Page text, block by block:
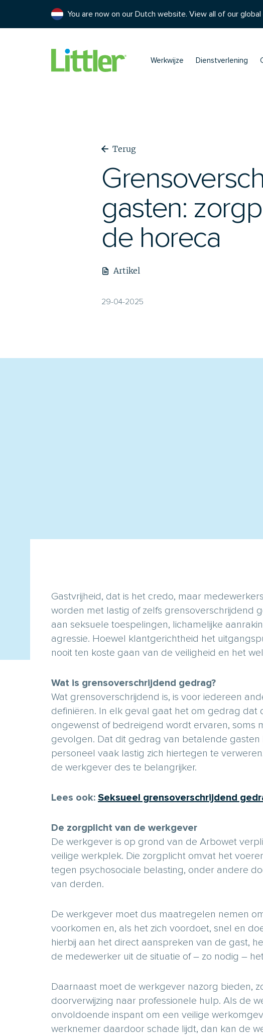
You are now on our Dutch website. View all of our
Werkwijze Dienstverlening
Terug
gasten:
de horeca
Artikel
29-04-2025
Gastvrijheid, dat is het credo, maar
worden met lastig of zelfs grensoverschrijdend
aan seksuele toespelingen, lichamelijke
agressie. Hoewel klantgerichtheid het
nooit ten koste gaan van de veiligheid en het
Wat is grensoverschrijdend gedrag?
Wat grensoverschrijdend is, is voor iedereen
definiëren. In elk geval gaat het om gedrag dat
ongewenst of bedreigend wordt ervaren, soms
gevolgen. Dat dit gedrag van betalende
personeel vaak lastig zich hiertegen te
de werkgever des te belangrijker.
Lees ook: Seksueel grensoverschrijdend
De zorgplicht van de werkgever
De werkgever is op grond van de Arbowet
veilige werkplek. Die zorgplicht omvat het
tegen psychosociale belasting, onder andere
van derden.
De werkgever moet dus maatregelen nemen
voorkomen en, als het zich voordoet, snel en
hierbij aan het direct aanspreken van de gast,
de medewerker uit de situatie of – zo nodig –
Daarnaast moet de werkgever nazorg bieden,
doorverwijzing naar professionele hulp. Als de
onvoldoende inspant om een veilige
werknemer daardoor schade lijdt, dan kan de